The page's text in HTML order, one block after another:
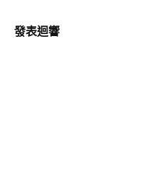
發表迴響